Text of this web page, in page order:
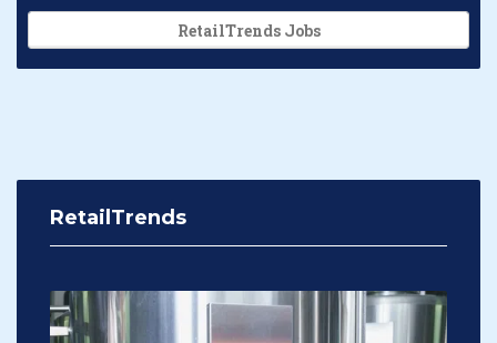
RetailTrends Jobs
RetailTrends